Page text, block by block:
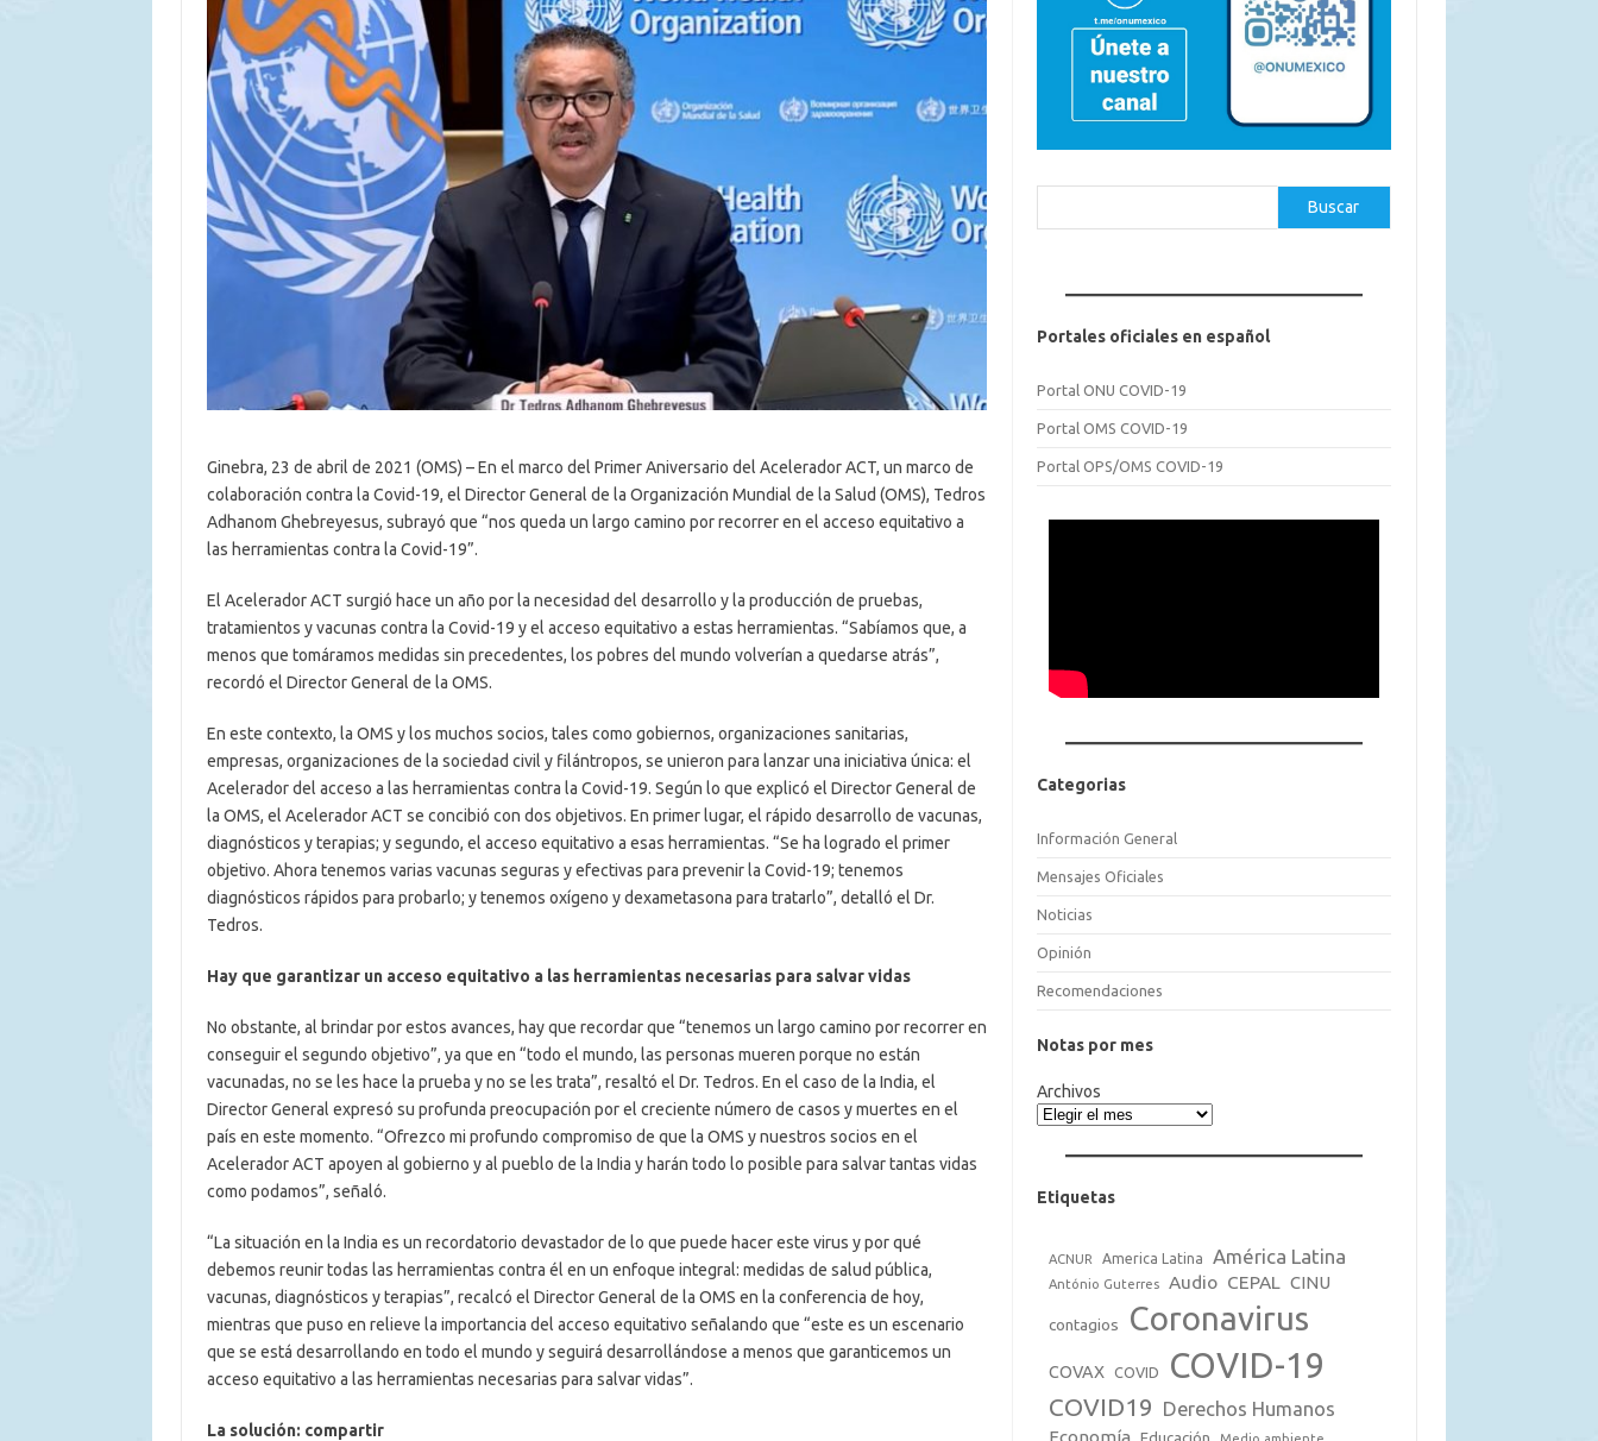
Ginebra, 23 de abril de 2021 (OMS) – En el marco del Primer Aniversario del Acelerador ACT, un marco de
colaboración contra la Covid-19, el Director General de la Organización Mundial de la Salud (OMS), Tedros
Adhanom Ghebreyesus, subrayó que “nos queda un largo camino por recorrer en el acceso equitativo a
las herramientas contra la Covid-19”.
El Acelerador ACT surgió hace un año por la necesidad del desarrollo y la producción de pruebas,
tratamientos y vacunas contra la Covid-19 y el acceso equitativo a estas herramientas. “Sabíamos que, a
menos que tomáramos medidas sin precedentes, los pobres del mundo volverían a quedarse atrás”,
recordó el Director General de la OMS.
En este contexto, la OMS y los muchos socios, tales como gobiernos, organizaciones sanitarias,
empresas, organizaciones de la sociedad civil y filántropos, se unieron para lanzar una iniciativa única: el
Acelerador del acceso a las herramientas contra la Covid-19. Según lo que explicó el Director General de
la OMS, el Acelerador ACT se concibió con dos objetivos. En primer lugar, el rápido desarrollo de vacunas,
diagnósticos y terapias; y segundo, el acceso equitativo a esas herramientas. “Se ha logrado el primer
objetivo. Ahora tenemos varias vacunas seguras y efectivas para prevenir la Covid-19; tenemos
diagnósticos rápidos para probarlo; y tenemos oxígeno y dexametasona para tratarlo”, detalló el Dr.
Tedros.
Hay que garantizar un acceso equitativo a las herramientas necesarias para salvar vidas
No obstante, al brindar por estos avances, hay que recordar que “tenemos un largo camino por recorrer en
conseguir el segundo objetivo”, ya que en “todo el mundo, las personas mueren porque no están
vacunadas, no se les hace la prueba y no se les trata”, resaltó el Dr. Tedros. En el caso de la India, el
Director General expresó su profunda preocupación por el creciente número de casos y muertes en el
país en este momento. “Ofrezco mi profundo compromiso de que la OMS y nuestros socios en el
Acelerador ACT apoyen al gobierno y al pueblo de la India y harán todo lo posible para salvar tantas vidas
como podamos”, señaló.
“La situación en la India es un recordatorio devastador de lo que puede hacer este virus y por qué
debemos reunir todas las herramientas contra él en un enfoque integral: medidas de salud pública,
vacunas, diagnósticos y terapias”, recalcó el Director General de la OMS en la conferencia de hoy,
mientras que puso en relieve la importancia del acceso equitativo señalando que “este es un escenario
que se está desarrollando en todo el mundo y seguirá desarrollándose a menos que garanticemos un
acceso equitativo a las herramientas necesarias para salvar vidas”.
La solución: compartir
Buscar
Portales oficiales en español
Portal ONU COVID-19
Portal OMS COVID-19
Portal OPS/OMS COVID-19
Categorias
Información General
Mensajes Oficiales
Noticias
Opinión
Recomendaciones
Notas por mes
Archivos
Etiquetas
ACNUR America Latina América Latina
António Guterres Audio CEPAL CINU
contagios Coronavirus
COVAX COVID COVID-19
COVID19 Derechos Humanos
Economía Educación